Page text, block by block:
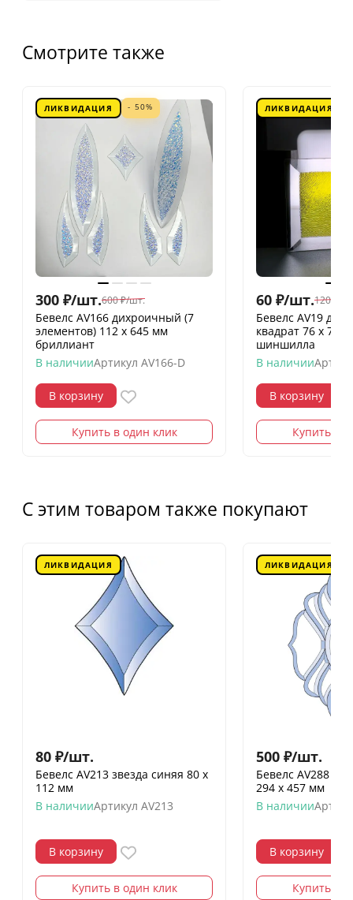
Смотрите также
ЛИКВИДАЦИЯ - 50%
300 ₽/шт.600 ₽/шт.
Бевелс AV166 дихроичный (7
элементов) 112 х 645 мм
бриллиант
В наличииАртикул AV166-D
В корзину
Купить в один клик
ЛИКВИДАЦИЯ
60 ₽/шт.120
Бевелс AV19
квадрат 76 х 76
шиншилла
В наличии
В корзину
Купить в
С этим товаром также покупают
ЛИКВИДАЦИЯ
80 ₽/шт.
Бевелс AV213 звезда синяя 80 х
112 мм
В наличииАртикул AV213
В корзину
Купить в один клик
ЛИКВИДАЦИЯ
500 ₽/шт.
Бевелс AV288
294 х 457 мм
В наличии
В корзину
Купить в